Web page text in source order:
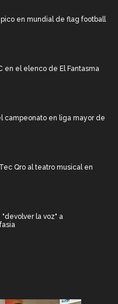
en mundial de flag football
en el elenco de El Fantasma
campeonato en liga mayor de
Qro al teatro musical en
la voz" a